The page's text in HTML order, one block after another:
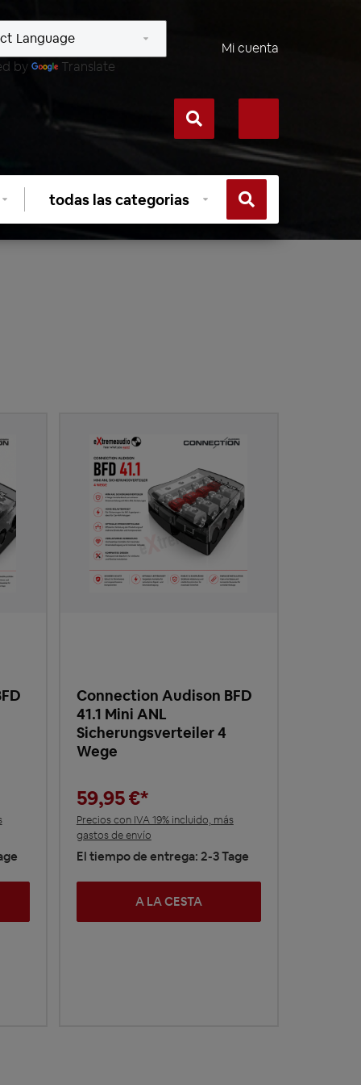
by Translate
Mi cuenta
Seleccionar
categoría
Connection Audison BFD
41.1 Mini ANL
Sicherungsverteiler 4
Wege
59,95 €*
Precios con IVA 19% incluido, más
gastos de envío
El tiempo de entrega: 2-3 Tage
A LA CESTA